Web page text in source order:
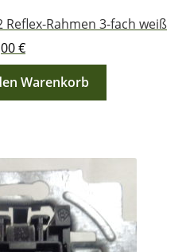
Reflex-Rahmen 3-fach weiß
€
Warenkorb